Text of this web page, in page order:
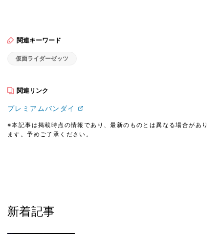
関連キーワード
仮面ライダーゼッツ
関連リンク
プレミアムバンダイ
※本記事は掲載時点の情報であり、最新のものとは異なる場合があり
ます。予めご了承ください。
新着記事